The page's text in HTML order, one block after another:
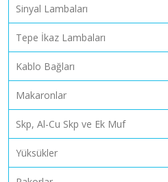
Sinyal Lambaları
Tepe İkaz Lambaları
Kablo Bağları
Makaronlar
Skp, Al-Cu Skp ve Ek Muf
Yüksükler